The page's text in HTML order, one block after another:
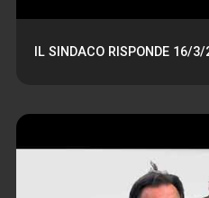
IL SINDACO RISPONDE 16/